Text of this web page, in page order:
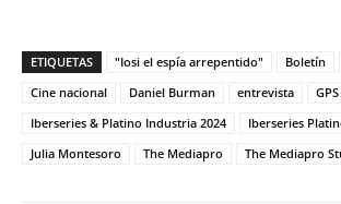
ETIQUETAS "Iosi el espía arrepentido" Boletín
Cine nacional
Daniel Burman entrevista
Iberseries & Platino Industria 2024
Iberseries
Julia Montesoro
The Mediapro The Mediapro